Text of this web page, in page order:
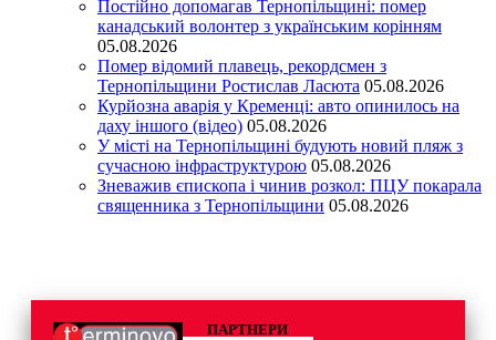
Постійно допомагав Тернопільщині: помер
канадський волонтер з українським корінням
05.08.2026
Помер відомий плавець, рекордсмен з
Тернопільщини Ростислав Ласюта 05.08.2026
Курйозна аварія у Кременці: авто опинилось на
даху іншого (відео) 05.08.2026
У місті на Тернопільщині будують новий пляж з
сучасною інфраструктурою 05.08.2026
Зневажив єпископа і чинив розкол: ПЦУ покарала
священника з Тернопільщини 05.08.2026
ПАРТНЕРИ